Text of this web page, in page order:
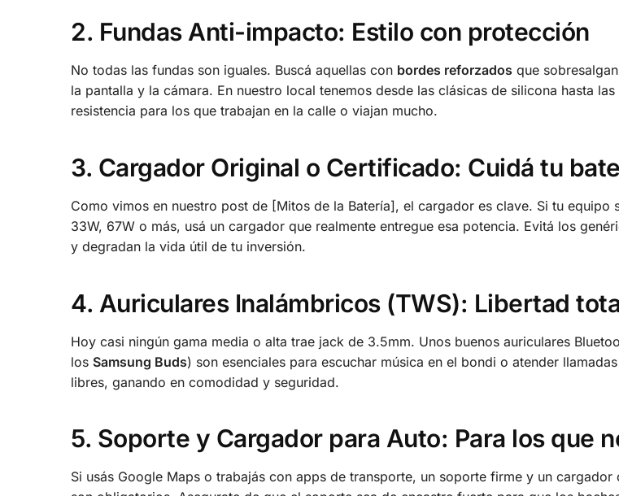
2. Fundas Anti-impacto: Estilo con protección
No todas las fundas son iguales. Buscá aquellas con bordes reforzados que
la pantalla y la cámara. En nuestro local tenemos desde las clásicas de silicona hasta
resistencia para los que trabajan en la calle o viajan mucho.
3. Cargador Original o Certificado: Cuidá tu
Como vimos en nuestro post de [Mitos de la Batería], el cargador es clave. Si tu equipo
33W, 67W o más, usá un cargador que realmente entregue esa potencia. Evitá los
y degradan la vida útil de tu inversión.
4. Auriculares Inalámbricos (TWS): Libertad
Hoy casi ningún gama media o alta trae jack de 3.5mm. Unos buenos auriculares
los Samsung Buds) son esenciales para escuchar música en el bondi o atender
libres, ganando en comodidad y seguridad.
5. Soporte y Cargador para Auto: Para los que
Si usás Google Maps o trabajás con apps de transporte, un soporte firme y un cargador